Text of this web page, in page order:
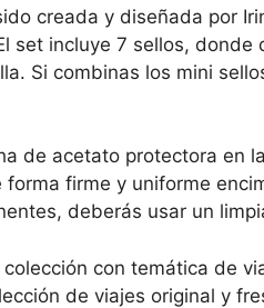
creada y diseñada por
set incluye 7 sellos,
Si combinas los mini
de acetato protectora en
firme y uniforme
deberás usar un
con temática de
de viajes original y